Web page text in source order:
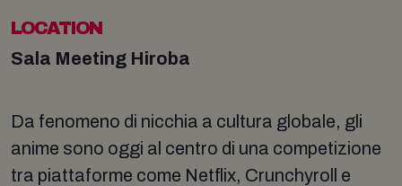
LOCATION
Sala Meeting Hiroba
Da fenomeno di nicchia a cultura globale, gli
anime sono oggi al centro di una competizione
tra piattaforme come Netflix, Crunchyroll e